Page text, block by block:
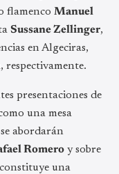
flamenco Manuel
Sussane Zellinger,
en Algeciras,
respectivamente.
presentaciones de
una mesa
abordarán
Romero y sobre
una